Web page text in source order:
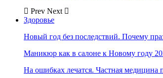
Prev Next
Здоровье
Новый год без последствий. Почему
Маникюр как в салоне к Новому году
На ошибках лечатся. Частная медицина